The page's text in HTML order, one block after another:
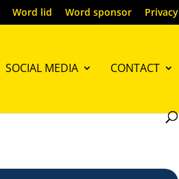
Word lid Word sponsor Privacy
SOCIAL MEDIA CONTACT